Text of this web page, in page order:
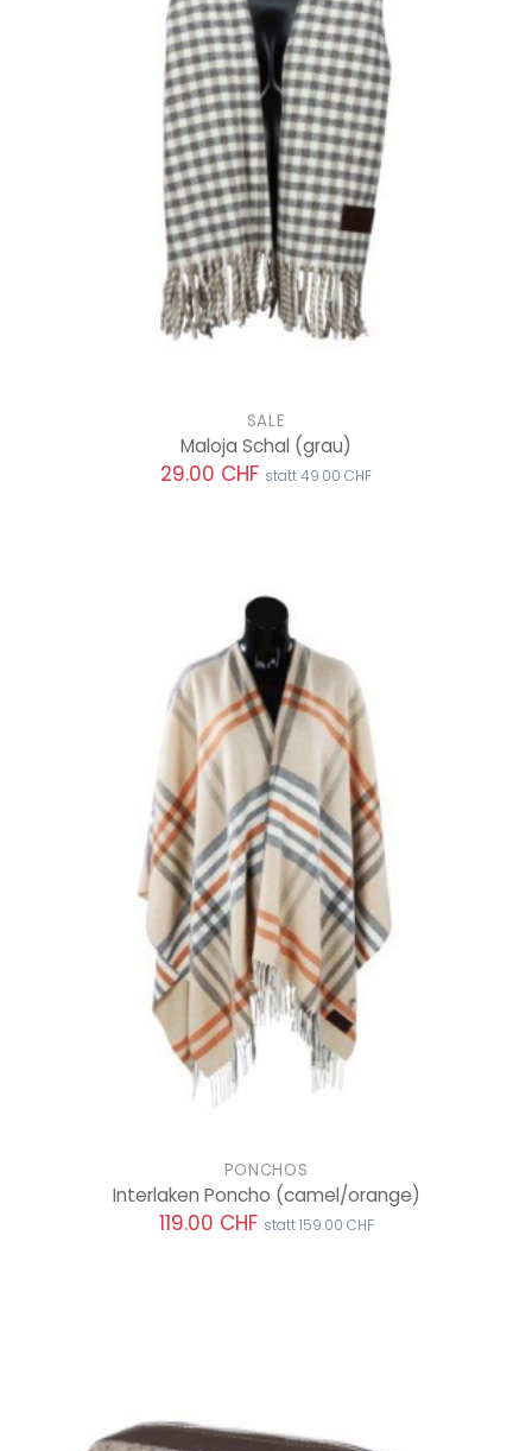
SALE
Maloja Schal (grau)
29.00 CHF statt 49.00 CHF
PONCHOS
Interlaken Poncho (camel/orange)
119.00 CHF statt 159.00 CHF